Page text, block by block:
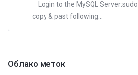
Login to the MySQL
copy & past following...
Облако меток